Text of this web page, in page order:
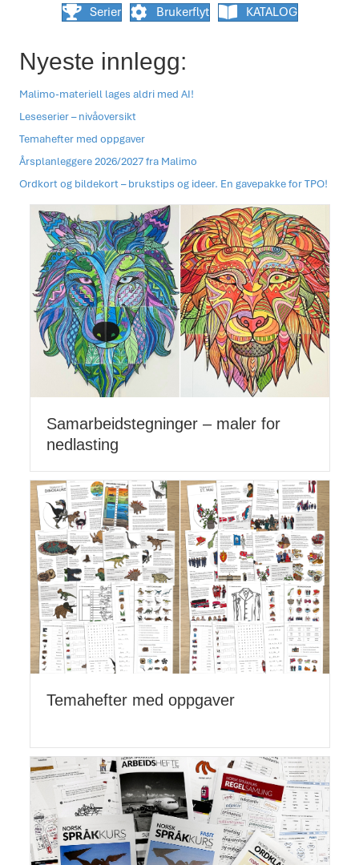
Serier
Brukerflyt KATALOG
Nyeste innlegg:
Malimo-materiell lages aldri med AI!
Leseserier – nivåoversikt
Temahefter med oppgaver
Årsplanleggere 2026/2027 fra Malimo
Ordkort og bildekort – brukstips og ideer. En gavepakke for TPO!
Samarbeidstegninger – maler for
nedlasting
Temahefter med oppgaver